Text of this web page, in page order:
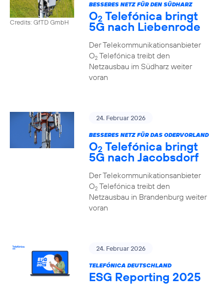
Credits: GfTD GmbH
BESSERES NETZ FÜR DEN SÜDHARZ
O2 Telefónica bringt
5G nach Liebenrode
Der Telekommunikationsanbieter
O2Telefónica treibt den
Netzausbau im Südharz weiter
voran
24. Februar 2026
BESSERES NETZ FÜR DAS ODERVORLAND
O2 Telefónica bringt
5G nach Jacobsdorf
Der Telekommunikationsanbieter
O2Telefónica treibt den
Netzausbau in Brandenburg weiter
voran
24. Februar 2026
TELEFÓNICA DEUTSCHLAND
ESG Reporting 2025